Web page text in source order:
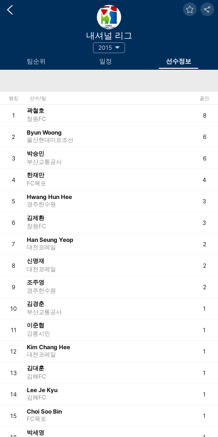
내셔널 리그
2015
팀순위 일정 선수정보
랭킹 선수/팀 골인
1
곽철호
창원FC
8
2
Byun Woong
울산현대미포조선
6
3
박승민
부산교통공사
6
4
한재만
FC목포
4
5
Hwang Hun Hee
경주한수원
3
6
김제환
창원FC
3
7
Han Seung Yeop
대전코레일
2
8
신명재
대전코레일
2
9
조주영
경주한수원
2
10
김경춘
부산교통공사
1
11
이준협
강릉시민
1
12
Kim Chang Hee
대전코레일
1
13
김대훈
김해FC
1
14
Lee Je Kyu
김해FC
1
15
Choi Soo Bin
FC목포
1
박세영